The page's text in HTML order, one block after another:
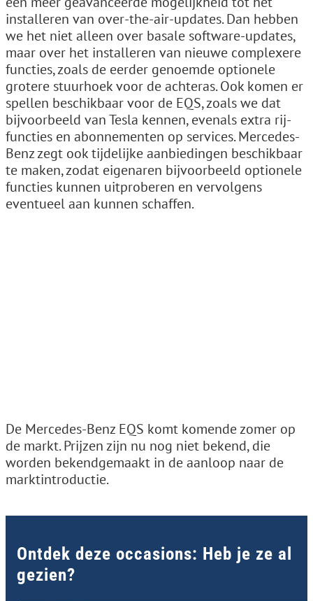
installeren van over-the-air-updates. Dan hebben
we het niet alleen over basale software-updates,
maar over het installeren van nieuwe complexere
functies, zoals de eerder genoemde optionele
grotere stuurhoek voor de achteras. Ook komen er
spellen beschikbaar voor de EQS, zoals we dat
bijvoorbeeld van Tesla kennen, evenals extra rij-
functies en abonnementen op services. Mercedes-
Benz zegt ook tijdelijke aanbiedingen beschikbaar
te maken, zodat eigenaren bijvoorbeeld optionele
functies kunnen uitproberen en vervolgens
eventueel aan kunnen schaffen.
De Mercedes-Benz EQS komt komende zomer op
de markt. Prijzen zijn nu nog niet bekend, die
worden bekendgemaakt in de aanloop naar de
marktintroductie.
Ontdek deze occasions: Heb je ze al
gezien?